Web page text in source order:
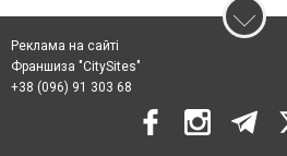
Реклама на сайті
Франшиза "CitySites"
+38 (096) 91 303 68